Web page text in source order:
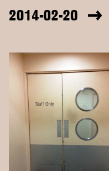
2014-02-20